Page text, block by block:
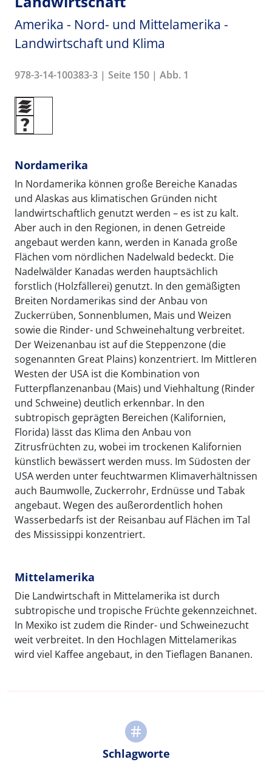
Amerika - Nord- und Mittelamerika -
Landwirtschaft und Klima
978-3-14-100383-3 | Seite 150 | Abb. 1
Nordamerika
In Nordamerika können große Bereiche Kanadas
und Alaskas aus klimatischen Gründen nicht
landwirtschaftlich genutzt werden – es ist zu kalt.
Aber auch in den Regionen, in denen Getreide
angebaut werden kann, werden in Kanada große
Flächen vom nördlichen Nadelwald bedeckt. Die
Nadelwälder Kanadas werden hauptsächlich
forstlich (Holzfällerei) genutzt. In den gemäßigten
Breiten Nordamerikas sind der Anbau von
Zuckerrüben, Sonnenblumen, Mais und Weizen
sowie die Rinder- und Schweinehaltung verbreitet.
Der Weizenanbau ist auf die Steppenzone (die
sogenannten Great Plains) konzentriert. Im Mittleren
Westen der USA ist die Kombination von
Futterpflanzenanbau (Mais) und Viehhaltung (Rinder
und Schweine) deutlich erkennbar. In den
subtropisch geprägten Bereichen (Kalifornien,
Florida) lässt das Klima den Anbau von
Zitrusfrüchten zu, wobei im trockenen Kalifornien
künstlich bewässert werden muss. Im Südosten der
USA werden unter feuchtwarmen Klimaverhältnissen
auch Baumwolle, Zuckerrohr, Erdnüsse und Tabak
angebaut. Wegen des außerordentlich hohen
Wasserbedarfs ist der Reisanbau auf Flächen im Tal
des Mississippi konzentriert.
Mittelamerika
Die Landwirtschaft in Mittelamerika ist durch
subtropische und tropische Früchte gekennzeichnet.
In Mexiko ist zudem die Rinder- und Schweinezucht
weit verbreitet. In den Hochlagen Mittelamerikas
wird viel Kaffee angebaut, in den Tieflagen Bananen.
Schlagworte